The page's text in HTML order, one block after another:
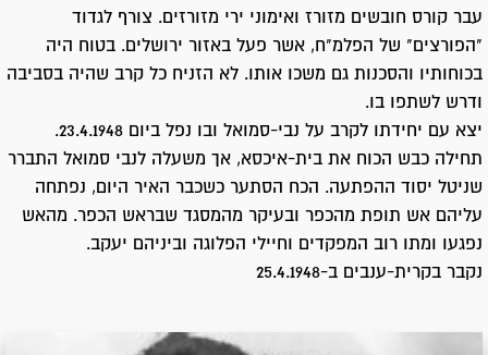
עבר קורס חובשים מזורז ואימוני ירי מזורזים. צורף לגדוד
"הפורצים" של הפלמ"ח, אשר פעל באזור ירושלים. בטוח היה
בכוחותיו והסכנות גם משכו אותו. לא הזניח כל קרב שהיה בסביבה
ודרש לשתפו בו.
יצא עם יחידתו לקרב על נבי-סמואל ובו נפל ביום 23.4.1948.
תחילה כבש הכוח את בית-איכסא, אך משעלה לנבי סמואל התברר
שניטל יסוד ההפתעה. הכח הסתער כשכבר האיר היום, נפתחה
עליהם אש תופת מהכפר ובעיקר מהמסגד שבראש הכפר. מהאש
נפגעו ומתו רוב המפקדים וחיילי הפלוגה וביניהם יעקב.
נקבר בקרית-ענבים ב-25.4.1948